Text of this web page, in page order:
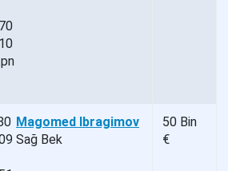
Magomed Ibragimov
Sağ Bek
50 Bin
€